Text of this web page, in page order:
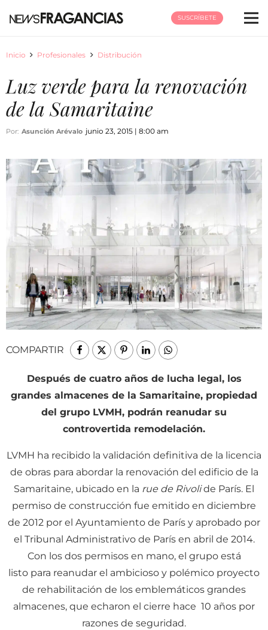
SUSCRÍBETE
Inicio Profesionales Distribución
Luz verde para la renovación
de la Samaritaine
Por: Asunción Arévalo junio 23, 2015 | 8:00 am
COMPARTIR
Después de cuatro años de lucha legal, los
grandes almacenes de la Samaritaine, propiedad
del grupo LVMH, podrán reanudar su
controvertida remodelación.
LVMH ha recibido la validación definitiva de la licencia
de obras para abordar la renovación del edificio de la
Samaritaine, ubicado en la rue de Rivolide París. El
permiso de construcción fue emitido en diciembre
de 2012 por el Ayuntamiento de París y aprobado por
el Tribunal Administrativo de París en abril de 2014.
Con los dos permisos en mano, el grupo está
listo para reanudar el ambicioso y polémico proyecto
de rehabilitación de los emblemáticos grandes
almacenes, que echaron el cierre hace 10 años por
razones de seguridad.